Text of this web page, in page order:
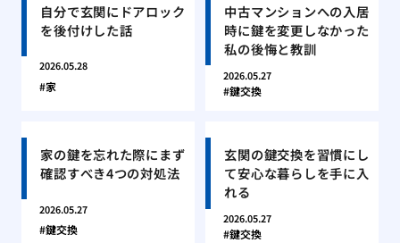
自分で玄関にドアロック
を後付けした話
2026.05.28
家
中古マンションへの入居
時に鍵を変更しなかった
私の後悔と教訓
2026.05.27
鍵交換
家の鍵を忘れた際にまず
確認すべき4つの対処法
2026.05.27
鍵交換
玄関の鍵交換を習慣にし
て安心な暮らしを手に入
れる
2026.05.27
鍵交換